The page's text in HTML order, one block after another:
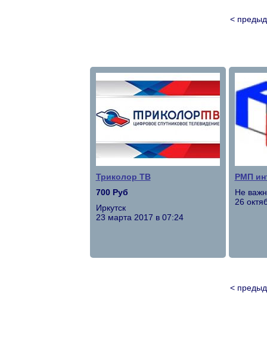
<
Триколор ТВ
700 Руб
Иркутск
23 марта 2017 в 07:24
РМП
Не
26
<